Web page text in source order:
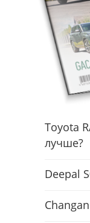
Toyota
лучше?
Deepal